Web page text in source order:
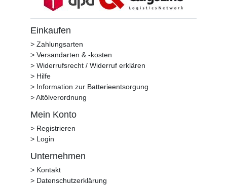
Einkaufen
> Zahlungsarten
> Versandarten & -kosten
> Widerrufsrecht / Widerruf erklären
> Hilfe
> Information zur Batterieentsorgung
> Altölverordnung
Mein Konto
> Registrieren
> Login
Unternehmen
> Kontakt
> Datenschutzerklärung